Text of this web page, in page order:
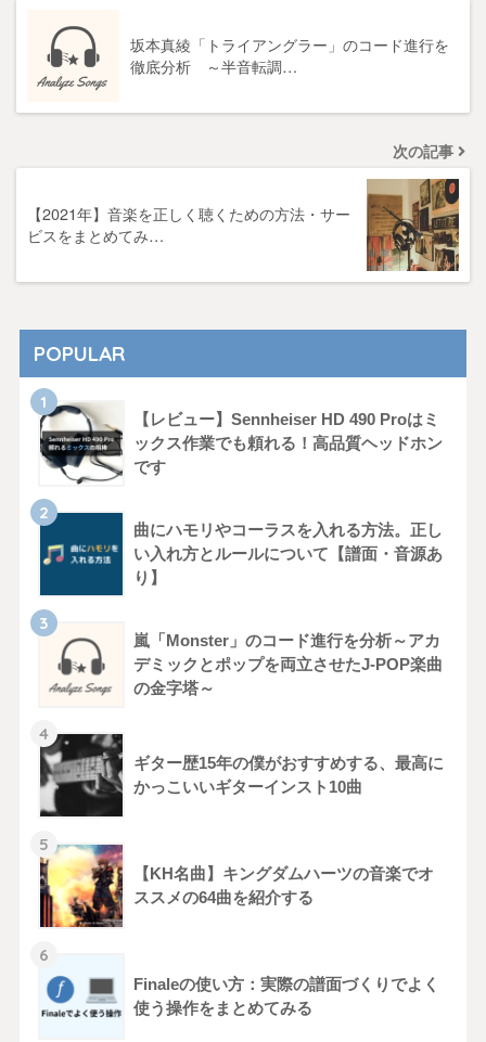
坂本真綾「トライアングラー」のコード進行を
徹底分析 ～半音転調…
次の記事
【2021年】音楽を正しく聴くための方法・サー
ビスをまとめてみ…
POPULAR
【レビュー】Sennheiser HD 490 Proはミ
ックス作業でも頼れる！高品質ヘッドホン
です
曲にハモリやコーラスを入れる方法。正し
い入れ方とルールについて【譜面・音源あ
り】
嵐「Monster」のコード進行を分析～アカ
デミックとポップを両立させたJ-POP楽曲
の金字塔～
ギター歴15年の僕がおすすめする、最高に
かっこいいギターインスト10曲
【KH名曲】キングダムハーツの音楽でオ
ススメの64曲を紹介する
Finaleの使い方：実際の譜面づくりでよく
使う操作をまとめてみる